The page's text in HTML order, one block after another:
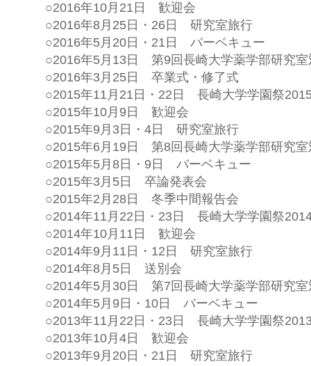
○2016年10月21日 歓迎会
○2016年8月25日・26日 研究室旅行
○2016年5月20日・21日 バーベキュー
○2016年5月13日 第9回長崎大学薬学部研究室
○2016年3月25日 卒業式・修了式
○2015年11月21日・22日 長崎大学学園祭
○2015年10月9日 歓迎会
○2015年9月3日・4日 研究室旅行
○2015年6月19日 第8回長崎大学薬学部研究室
○2015年5月8日・9日 バーベキュー
○2015年3月5日 卒論発表会
○2015年2月28日 冬季中間報告会
○2014年11月22日・23日 長崎大学学園祭
○2014年10月11日 歓迎会
○2014年9月11日・12日 研究室旅行
○2014年8月5日 送別会
○2014年5月30日 第7回長崎大学薬学部研究室
○2014年5月9日・10日 バーベキュー
○2013年11月22日・23日 長崎大学学園祭
○2013年10月4日 歓迎会
○2013年9月20日・21日 研究室旅行